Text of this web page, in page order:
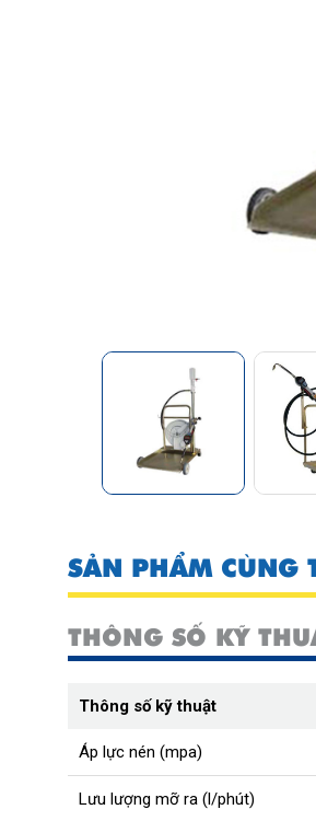
SẢN PHẨM CÙNG
THÔNG SỐ KỸ
Thông số kỹ thuật
Áp lực nén (mpa)
Lưu lượng mỡ ra (l/phút)